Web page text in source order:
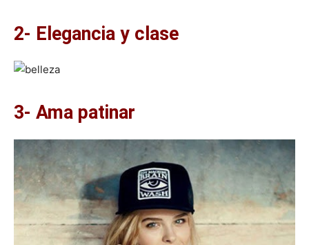
2- Elegancia y clase
3- Ama patinar